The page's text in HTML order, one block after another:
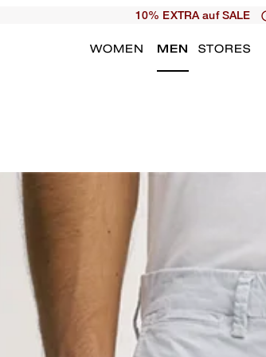
10% EXTRA auf SALE
WOMEN MEN STORES